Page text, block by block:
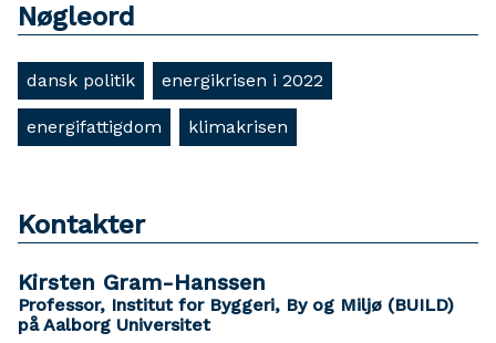
Nøgleord
dansk politik energikrisen i 2022
energifattigdom klimakrisen
Kontakter
Kirsten Gram-Hanssen
Professor, Institut for Byggeri, By og Miljø (BUILD)
på Aalborg Universitet